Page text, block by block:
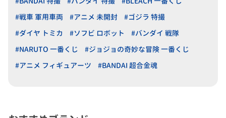
#戦車 軍用車両
#アニメ 未開封
#ゴジラ 特撮
#ダイヤ トミカ
#ソフビ ロボット
#バンダイ 戦隊
#NARUTO 一番くじ
#ジョジョの奇妙な冒険 一番くじ
#アニメ フィギュアーツ
#BANDAI 超合金魂